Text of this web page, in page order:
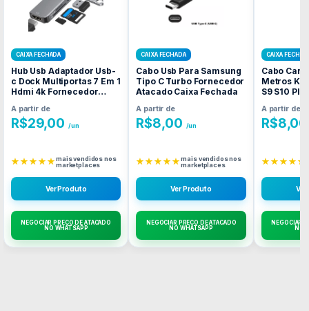
CAIXA FECHADA
Hub Usb Adaptador Usb-
c Dock Multiportas 7 Em 1
Hdmi 4k Fornecedor
A partir de
R$29,00 /un
★★★★★mais vendidos nos
marketplaces
Ver Produto
NEGOCIAR PREÇO DE ATACADO
NO WHATSAPP
CAIXA FECHADA
Cabo Usb Para Samsung
Tipo C Turbo Fornecedor
Atacado Caixa Fechada
A partir de
R$8,00 /un
★★★★★mais vendidos nos
marketplaces
Ver Produto
NEGOCIAR PREÇO DE ATACADO
NO WHATSAPP
CAIXA
Cabo
Metros
S9 S10
Caixa
A partir de
R$8,00
★★★★★
NEGOCIAR
NO